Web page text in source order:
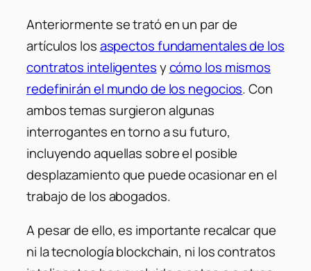
Anteriormente se trató en un par de
artículos losaspectos fundamentales de los
contratos inteligentesycómo los mismos
redefinirán el mundo de los negocios. Con
ambos temas surgieron algunas
interrogantes en torno a su futuro,
incluyendo aquellas sobre el posible
desplazamiento que puede ocasionar en el
trabajo de los abogados.
A pesar de ello, es importante recalcar que
ni la tecnología blockchain, ni los contratos